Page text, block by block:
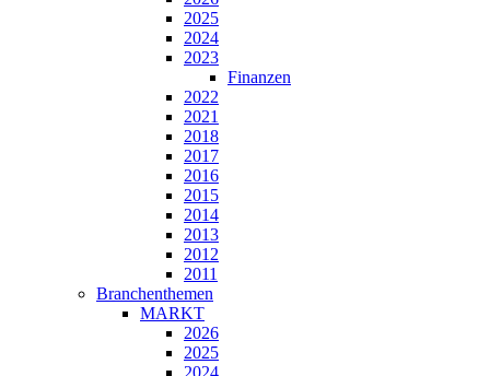
2025
2024
2023
Finanzen
2022
2021
2018
2017
2016
2015
2014
2013
2012
2011
Branchenthemen
MARKT
2026
2025
2024